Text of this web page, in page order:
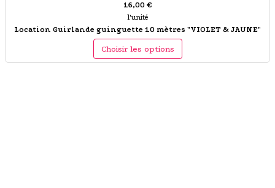
16,00 €
l'unité
Location Guirlande guinguette 10 mètres "VIOLET & JAUNE"
Choisir les options